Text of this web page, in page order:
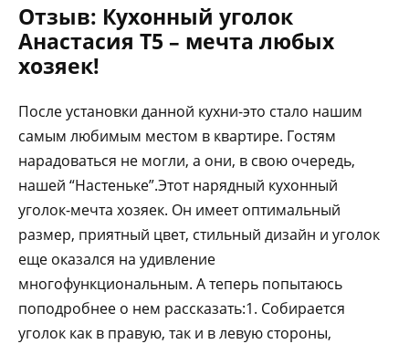
Отзыв: Кухонный уголок
Анастасия Т5 – мечта любых
хозяек!
После установки данной кухни-это стало нашим
самым любимым местом в квартире. Гостям
нарадоваться не могли, а они, в свою очередь,
нашей “Настеньке”.Этот нарядный кухонный
уголок-мечта хозяек. Он имеет оптимальный
размер, приятный цвет, стильный дизайн и уголок
еще оказался на удивление
многофункциональным. А теперь попытаюсь
поподробнее о нем рассказать:1. Собирается
уголок как в правую, так и в левую стороны,